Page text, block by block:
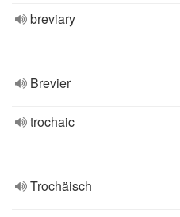
breviary
Brevier
trochaic
Trochäisch